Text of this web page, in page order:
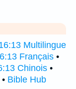
Multilingue
Français •
Chinois •
• Bible Hub